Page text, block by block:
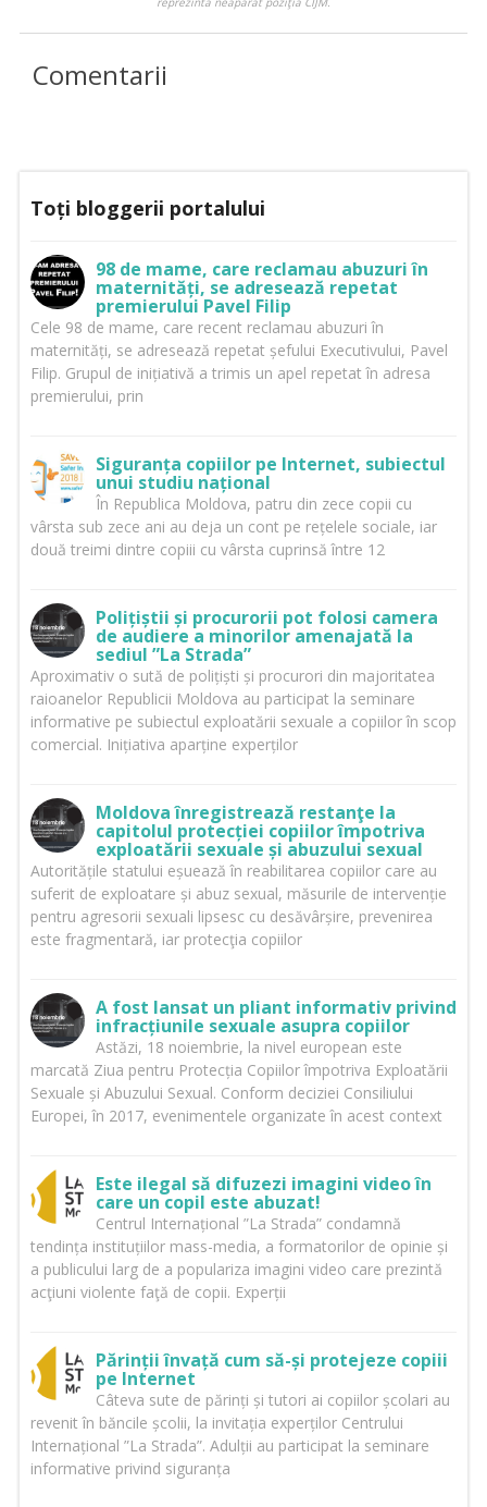
Comentarii
Toți bloggerii portalului
98 de mame, care reclamau abuzuri în
maternități, se adresează repetat
premierului Pavel Filip
Cele 98 de mame, care recent reclamau abuzuri în
maternități, se adresează repetat șefului Executivului, Pavel
Filip. Grupul de inițiativă a trimis un apel repetat în adresa
premierului, prin
Siguranța copiilor pe Internet, subiectul
unui studiu național
În Republica Moldova, patru din zece copii cu
vârsta sub zece ani au deja un cont pe rețelele sociale, iar
două treimi dintre copiii cu vârsta cuprinsă între 12
Polițiștii și procurorii pot folosi camera
de audiere a minorilor amenajată la
sediul ”La Strada”
Aproximativ o sută de polițiști și procurori din majoritatea
raioanelor Republicii Moldova au participat la seminare
informative pe subiectul exploatării sexuale a copiilor în scop
comercial. Inițiativa aparține experților
Moldova înregistrează restanţe la
capitolul protecției copiilor împotriva
exploatării sexuale și abuzului sexual
Autoritățile statului eșuează în reabilitarea copiilor care au
suferit de exploatare și abuz sexual, măsurile de intervenție
pentru agresorii sexuali lipsesc cu desăvârșire, prevenirea
este fragmentară, iar protecţia copiilor
A fost lansat un pliant informativ privind
infracțiunile sexuale asupra copiilor
Astăzi, 18 noiembrie, la nivel european este
marcată Ziua pentru Protecția Copiilor împotriva Exploatării
Sexuale și Abuzului Sexual. Conform deciziei Consiliului
Europei, în 2017, evenimentele organizate în acest context
Este ilegal să difuzezi imagini video în
care un copil este abuzat!
Centrul Internațional ”La Strada” condamnă
tendința instituțiilor mass-media, a formatorilor de opinie și
a publicului larg de a populariza imagini video care prezintă
acţiuni violente faţă de copii. Experții
Părinții învață cum să-și protejeze copiii
pe Internet
Câteva sute de părinți și tutori ai copiilor școlari au
revenit în băncile școlii, la invitația experților Centrului
Internațional ”La Strada”. Adulții au participat la seminare
informative privind siguranța